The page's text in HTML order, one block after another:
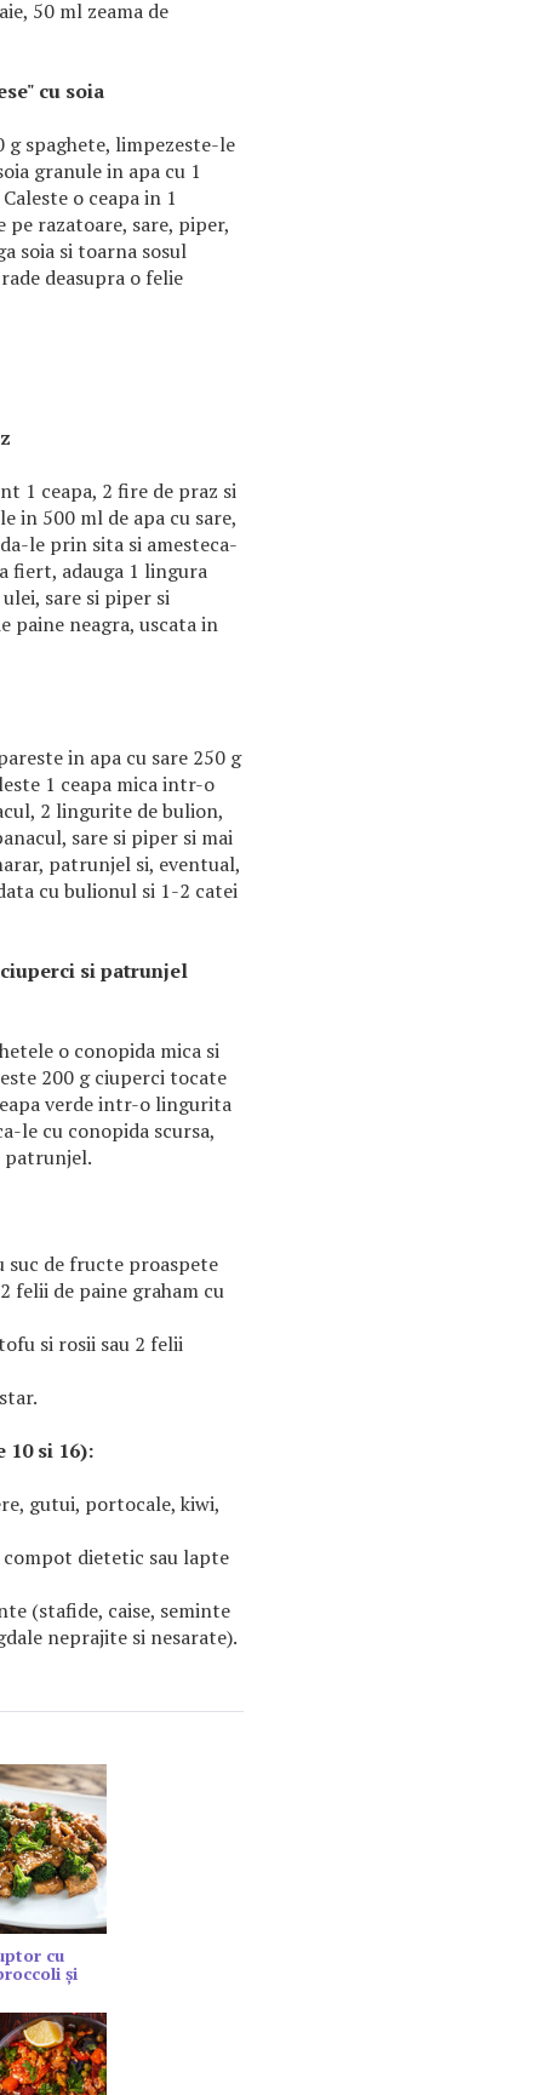
50 ml zeama de
cu soia
spaghete, limpezeste-le
granule in apa cu 1
o ceapa in 1
razatoare, sare, piper,
soia si toarna sosul
deasupra o felie
1 ceapa, 2 fire de praz si
in 500 ml de apa cu sare,
le prin sita si amesteca-
fiert, adauga 1 lingura
sare si piper si
paine neagra, uscata in
in apa cu sare 250 g
1 ceapa mica intr-o
2 lingurite de bulion,
sare si piper si mai
patrunjel si, eventual,
cu bulionul si 1-2 catei
si patrunjel
o conopida mica si
200 g ciuperci tocate
verde intr-o lingurita
le cu conopida scursa,
patrunjel.
de fructe proaspete
felii de paine graham cu
si rosii sau 2 felii
10 si 16):
gutui, portocale, kiwi,
dietetic sau lapte
(stafide, caise, seminte
neprajite si nesarate).
cu
și